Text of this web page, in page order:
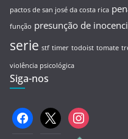
pactos de san josé da costa rica
função presunção de
serie stf timer todoist tomate
violência psicológica
Siga-nos
facebook
x instagram